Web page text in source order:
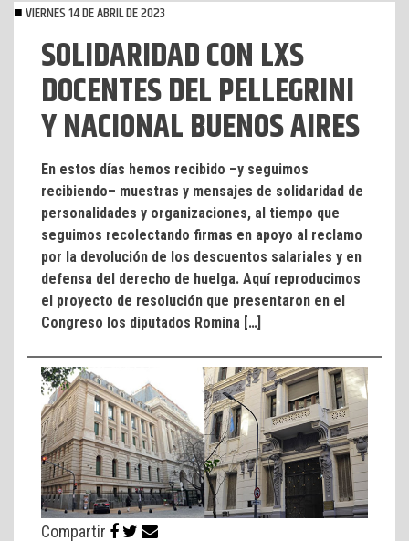
VIERNES 14 DE ABRIL DE 2023
SOLIDARIDAD CON LXS
DOCENTES DEL PELLEGRINI
Y NACIONAL BUENOS AIRES
En estos días hemos recibido –y seguimos
recibiendo– muestras y mensajes de solidaridad de
personalidades y organizaciones, al tiempo que
seguimos recolectando firmas en apoyo al reclamo
por la devolución de los descuentos salariales y en
defensa del derecho de huelga. Aquí reproducimos
el proyecto de resolución que presentaron en el
Congreso los diputados Romina […]
Compartir